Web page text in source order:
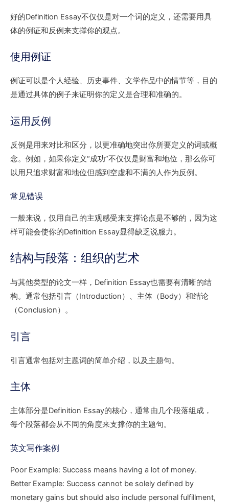
好的Definition Essay不仅仅是对一个词的定义，还需要用具
体的例证和反例来支撑你的观点。
使用例证
例证可以是个人经验、历史事件、文学作品中的情节等，目的
是通过具体的例子来证明你的定义是合理和准确的。
运用反例
反例是用来对比和区分，以更准确地突出你所要定义的词或概
念。例如，如果你定义“成功”不仅仅是财富和地位，那么你可
以用只追求财富和地位但感到空虚和不满的人作为反例。
常见错误
一般来说，仅用自己的主观感受来支撑论点是不够的，因为这
样可能会使你的Definition Essay显得缺乏说服力。
结构与段落：组织的艺术
与其他类型的论文一样，Definition Essay也需要有清晰的结
构。通常包括引言（Introduction）、主体（Body）和结论
（Conclusion）。
引言
引言通常包括对主题词的简单介绍，以及主题句。
主体
主体部分是Definition Essay的核心，通常由几个段落组成，
每个段落都会从不同的角度来支撑你的主题句。
英文写作案例
Poor Example: Success means having a lot of money.
Better Example: Success cannot be solely defined by
monetary gains but should also include personal fulfillment,